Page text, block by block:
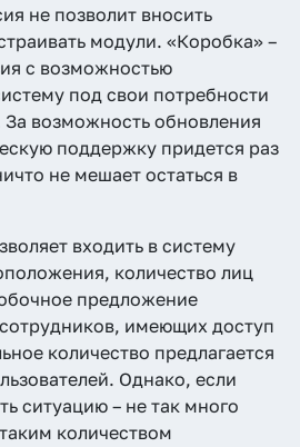
не позволит вносить
модули. «Коробка» –
с возможностью
под свои потребности
За возможность обновления
поддержку придется раз
не мешает остаться в
входить в систему
количество лиц
предложение
имеющих доступ
количество предлагается
Однако, если
ситуацию – не так много
количеством